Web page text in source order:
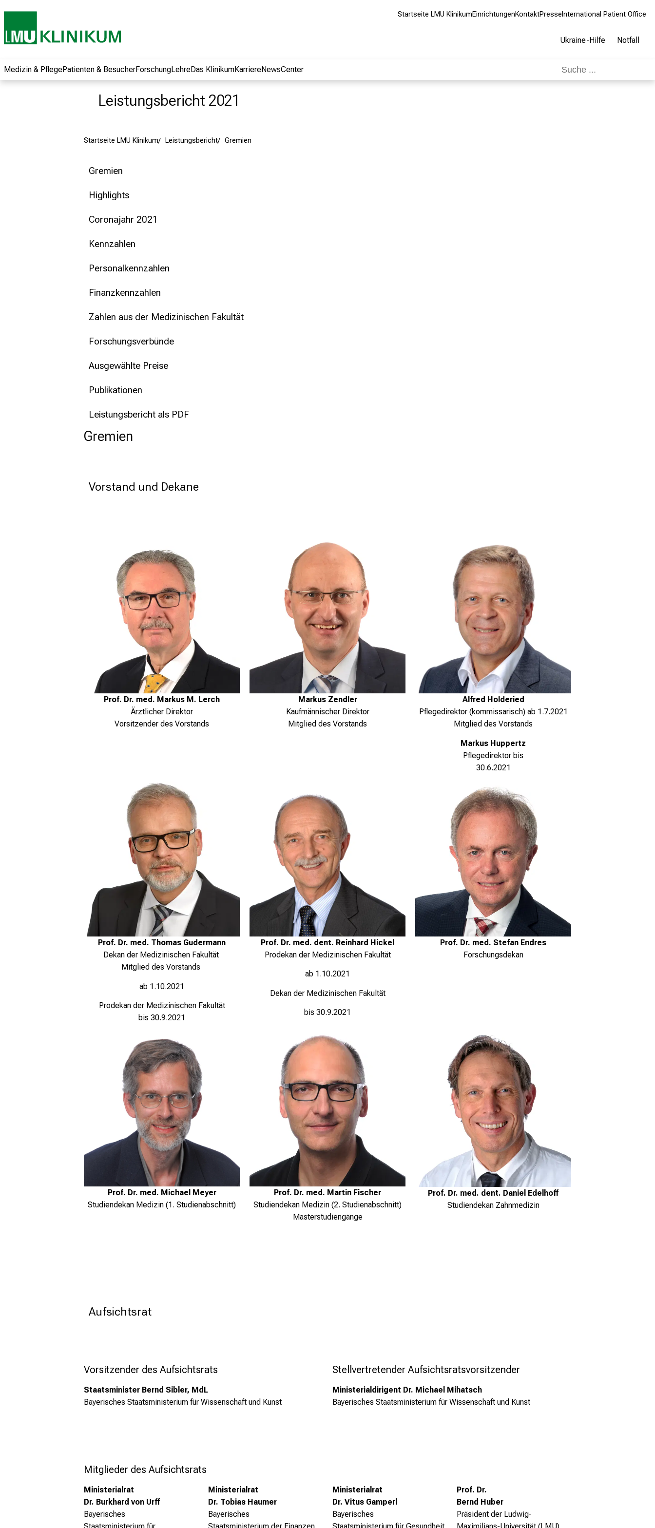
Startseite LMU KlinikumEinrichtungenKontaktPresse International Patient Office
Ukraine-Hilfe Notfall
Medizin & PflegePatienten & BesucherForschungLehreDas KlinikumKarriereNewsCenter
Leistungsbericht 2021
Startseite LMU Klinikum Leistungsbericht Gremien
Gremien
Highlights
Coronajahr 2021
Kennzahlen
Personalkennzahlen
Finanzkennzahlen
Zahlen aus der Medizinischen Fakultät
Forschungsverbünde
Ausgewählte Preise
Publikationen
Leistungsbericht als PDF
Gremien
Vorstand und Dekane
Prof. Dr. med. Markus M. Lerch
Ärztlicher Direktor
Vorsitzender des Vorstands
Markus Zendler
Kaufmännischer Direktor
Mitglied des Vorstands
Alfred Holderied
Pflegedirektor (kommissarisch) ab 1.7.2021
Mitglied des Vorstands
Markus Huppertz
Pflegedirektor bis
30.6.2021
Prof. Dr. med. Thomas Gudermann
Dekan der Medizinischen Fakultät
Mitglied des Vorstands
ab 1.10.2021
Prodekan der Medizinischen Fakultät
bis 30.9.2021
Prof. Dr. med. dent. Reinhard Hickel
Prodekander Medizinischen Fakultät
ab 1.10.2021
Dekan der Medizinischen Fakultät
bis 30.9.2021
Prof. Dr. med. Stefan Endres
Forschungsdekan
Prof. Dr. med. Michael Meyer
Studiendekan Medizin (1. Studienabschnitt)
Prof. Dr. med. Martin Fischer
Studiendekan Medizin (2. Studienabschnitt)
Masterstudiengänge
Prof. Dr. med. dent. Daniel Edelhoff
Studiendekan Zahnmedizin
Aufsichtsrat
Vorsitzender des Aufsichtsrats
Staatsminister Bernd Sibler, MdL
Bayerisches Staatsministerium für Wissenschaft und Kunst
Stellvertretender Aufsichtsratsvorsitzender
Ministerialdirigent Dr. Michael Mihatsch
Bayerisches Staatsministerium für Wissenschaft und Kunst
Mitglieder des Aufsichtsrats
Ministerialrat
Dr. Burkhard von Urff
Bayerisches
Ministerialrat
Dr. Tobias Haumer
Bayerisches
Ministerialrat
Dr. Vitus Gamperl
Bayerisches
Prof. Dr.
Bernd Huber
Präsident der Ludwig-
Informationen zu
Jobs, Ausbildungen
Weiterbildungen.
Kommen Sie
begeistern – ganz
ohne Anmeldung.
mehr Informationen